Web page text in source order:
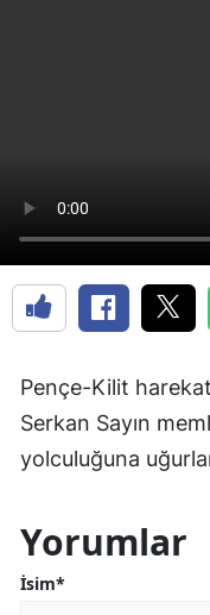
Pençe-Kilit
Serkan Sayın
yolculuğuna
Yorumlar
İsim*